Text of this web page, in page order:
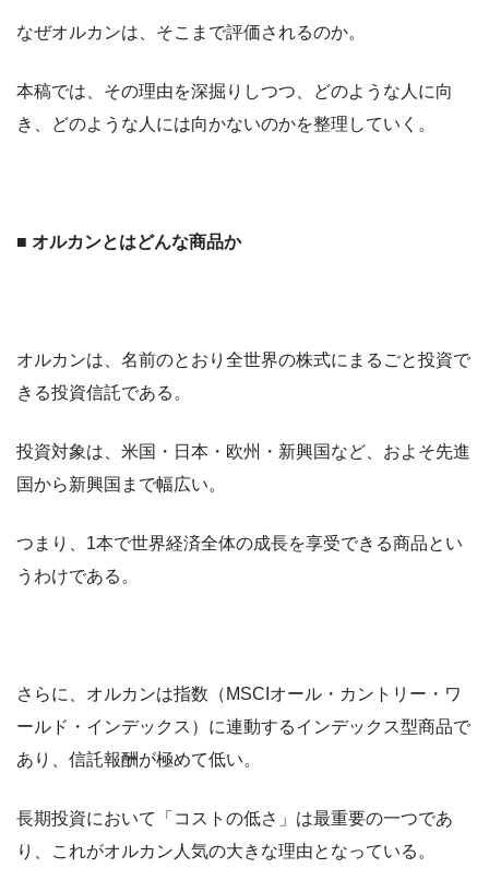
なぜオルカンは、そこまで評価されるのか。
本稿では、その理由を深掘りしつつ、どのような人に向
き、どのような人には向かないのかを整理していく。
■ オルカンとはどんな商品か
オルカンは、名前のとおり全世界の株式にまるごと投資で
きる投資信託である。
投資対象は、米国・日本・欧州・新興国など、およそ先進
国から新興国まで幅広い。
つまり、1本で世界経済全体の成長を享受できる商品とい
うわけである。
さらに、オルカンは指数（MSCIオール・カントリー・ワ
ールド・インデックス）に連動するインデックス型商品で
あり、信託報酬が極めて低い。
長期投資において「コストの低さ」は最重要の一つであ
り、これがオルカン人気の大きな理由となっている。